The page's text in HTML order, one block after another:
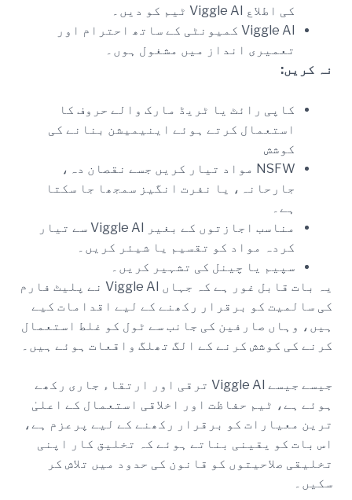
کی اطلاع Viggle AI ٹیم کو دیں۔
Viggle AI کمیونٹی کے ساتھ احترام اور
تعمیری انداز میں مشغول ہوں۔
نہ کریں:
کاپی رائٹ یا ٹریڈ مارک والے حروف کا
استعمال کرتے ہوئے اینیمیشن بنانے کی
کوشش
NSFW مواد تیار کریں جسے نقصان دہ،
جارحانہ، یا نفرت انگیز سمجھا جا سکتا
ہے۔
مناسب اجازتوں کے بغیر Viggle AI سے تیار
کردہ مواد کو تقسیم یا شیئر کریں۔
سپیم یا چینل کی تشہیر کریں۔
یہ بات قابل غور ہے کہ جہاں Viggle AI نے پلیٹ فارم
کی سالمیت کو برقرار رکھنے کے لیے اقدامات کیے
ہیں، وہاں صارفین کی جانب سے ٹول کو غلط استعمال
کرنے کی کوشش کرنے کے الگ تھلگ واقعات ہوئے ہیں۔
جیسے جیسے Viggle AI ترقی اور ارتقاء جاری رکھے
ہوئے ہے، ٹیم حفاظت اور اخلاقی استعمال کے اعلیٰ
ترین معیارات کو برقرار رکھنے کے لیے پرعزم ہے،
اس بات کو یقینی بناتے ہوئے کہ تخلیق کار اپنی
تخلیقی صلاحیتوں کو قانون کی حدود میں تلاش کر
سکیں۔